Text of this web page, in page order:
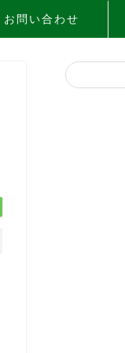
お問い合わせ